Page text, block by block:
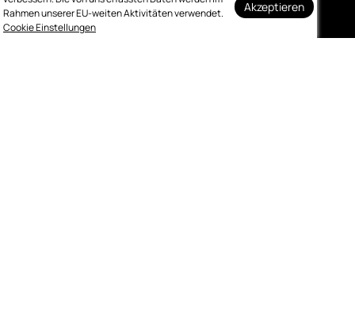
Rahmen unserer EU-weiten Aktivitäten verwendet.
Cookie Einstellungen
Akzeptieren